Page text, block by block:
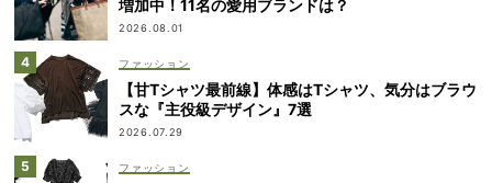
増加中！11名の愛用ブランドは？
2026.08.01
ファッション
【甘Tシャツ最前線】体感はTシャツ、気分はブラウ
スな『主役級デザイン』7選
2026.07.29
ファッション